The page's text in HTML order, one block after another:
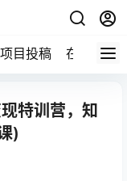
项目投稿 在线工具
特训营，知
)